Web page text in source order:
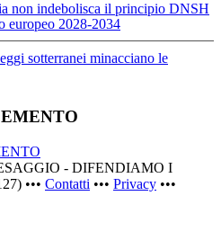
non indebolisca il principio DNSH
europeo 2028-2034
sotterranei minacciano le
- DIFENDIAMO I
••• Contatti ••• Privacy •••